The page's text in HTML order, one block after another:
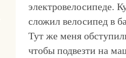
электровелосипеде.
сложил велосипед в
Тут же меня
чтобы подвезти на